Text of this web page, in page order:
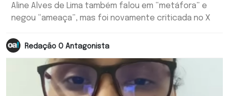
Aline Alves de Lima também falou em “metáfora” e
negou “ameaça”, mas foi novamente criticada no X
Redação O Antagonista